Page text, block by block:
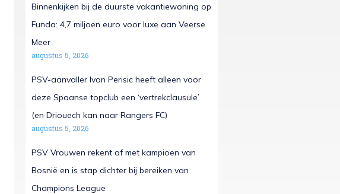
Binnenkijken bij de duurste vakantiewoning op
Funda: 4,7 miljoen euro voor luxe aan Veerse
Meer
augustus 5, 2026
PSV-aanvaller Ivan Perisic heeft alleen voor
deze Spaanse topclub een ‘vertrekclausule’
(en Driouech kan naar Rangers FC)
augustus 5, 2026
PSV Vrouwen rekent af met kampioen van
Bosnië en is stap dichter bij bereiken van
Champions League